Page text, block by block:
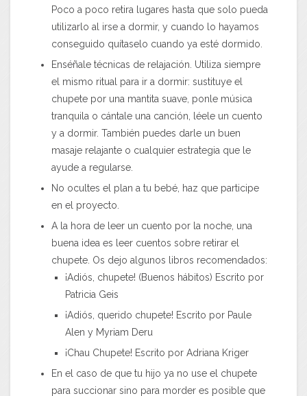
Poco a poco retira lugares hasta que solo pueda
utilizarlo al irse a dormir, y cuando lo hayamos
conseguido quítaselo cuando ya esté dormido.
Enséñale técnicas de relajación. Utiliza siempre
el mismo ritual para ir a dormir: sustituye el
chupete por una mantita suave, ponle música
tranquila o cántale una canción, léele un cuento
y a dormir. También puedes darle un buen
masaje relajante o cualquier estrategia que le
ayude a regularse.
No ocultes el plan a tu bebé, haz que participe
en el proyecto.
A la hora de leer un cuento por la noche, una
buena idea es leer cuentos sobre retirar el
chupete. Os dejo algunos libros recomendados:
¡Adiós, chupete! (Buenos hábitos) Escrito por
Patricia Geis
¡Adiós, querido chupete! Escrito por Paule
Alen y Myriam Deru
¡Chau Chupete! Escrito por Adriana Kriger
En el caso de que tu hijo ya no use el chupete
para succionar sino para morder es posible que